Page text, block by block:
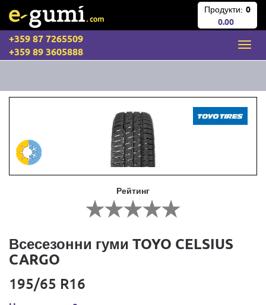
Продукти: 0
0.00
+359 87 7265509
+359 89 3605888
Рейтинг
Всесезонни гуми TOYO CELSIUS
CARGO
195/65 R16